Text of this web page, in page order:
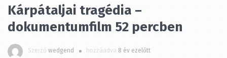
Kárpátaljai tragédia –
dokumentumfilm 52 percben
Szerző wedgend hozzáadva 8 év ezelőtt